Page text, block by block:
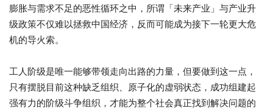
膨胀与需求不足的恶性循环之中，所谓「未来产业」与产业升
级政策不仅难以拯救中国经济，反而可能成为接下一轮更大危
机的导火索。
工人阶级是唯一能够带领走向出路的力量，但要做到这一点，
只有摆脱目前这种缺乏组织、原子化的虚弱状态，成功组建起
强有力的阶级斗争组织，才能为整个社会真正找到解决问题的